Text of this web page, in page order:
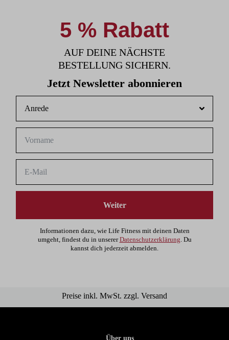
5 % Rabatt
AUF DEINE NÄCHSTE
BESTELLUNG SICHERN.
Jetzt Newsletter abonnieren
Weiter
Informationen dazu, wie Life Fitness mit deinen Daten
umgeht, findest du in unsererDatenschutzerklärung. Du
kannst dich jederzeit abmelden.
Preise inkl. MwSt. zzgl. Versand
Über uns